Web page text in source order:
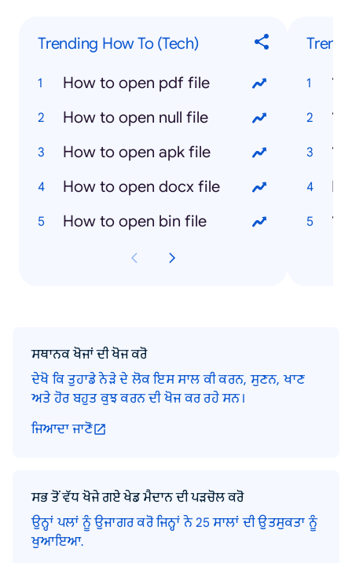
Trending How To (Tech)
How to open pdf file
How to open null file
How to open apk file
How to open docx file
How to open bin file
ਸਥਾਨਕ ਖੋਜਾਂ ਦੀ ਖੋਜ ਕਰੋ
ਦੇਖੋ ਕਿ ਤੁਹਾਡੇ ਨੇੜੇ ਦੇ ਲੋਕ ਇਸ ਸਾਲ ਕੀ ਕਰਨ, ਸੁਣਨ, ਖਾਣ
ਅਤੇ ਹੋਰ ਬਹੁਤ ਕੁਝ ਕਰਨ ਦੀ ਖੋਜ ਕਰ ਰਹੇ ਸਨ।
ਜਿਆਦਾ ਜਾਣੋ
ਸਭ ਤੋਂ ਵੱਧ ਖੋਜੇ ਗਏ ਖੇਡ ਮੈਦਾਨ ਦੀ ਪੜਚੋਲ ਕਰੋ
ਉਨ੍ਹਾਂ ਪਲਾਂ ਨੂੰ ਉਜਾਗਰ ਕਰੋ ਜਿਨ੍ਹਾਂ ਨੇ 25 ਸਾਲਾਂ ਦੀ ਉਤਸੁਕਤਾ ਨੂੰ
ਖੁਆਇਆ.